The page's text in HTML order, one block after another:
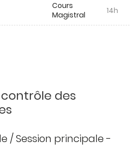
Cours
Magistral
14h
des
/ Session principale -